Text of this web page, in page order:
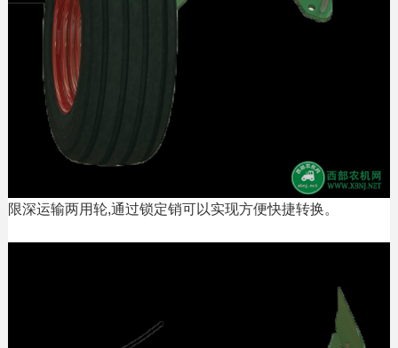
限深运输两用轮,通过锁定销可以实现方便快捷转换。